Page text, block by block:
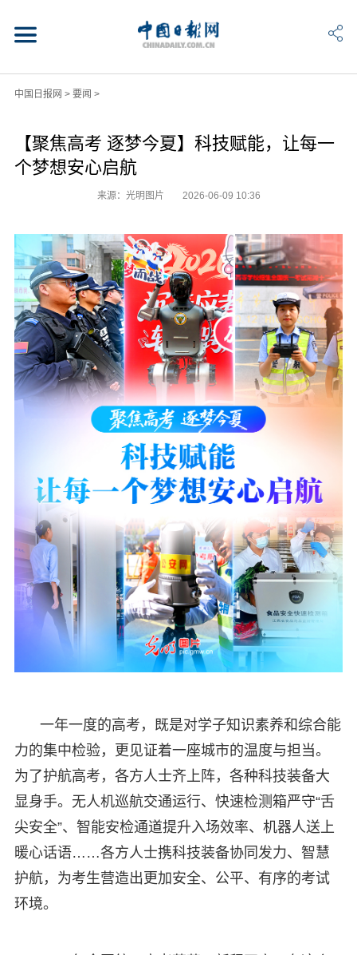
中国日报网 > 要闻 >
【聚焦高考 逐梦今夏】科技赋能，让每一
个梦想安心启航
来源：光明图片 2026-06-09 10:36
一年一度的高考，既是对学子知识素养和综合能
力的集中检验，更见证着一座城市的温度与担当。
为了护航高考，各方人士齐上阵，各种科技装备大
显身手。无人机巡航交通运行、快速检测箱严守“舌
尖安全”、智能安检通道提升入场效率、机器人送上
暖心话语……各方人士携科技装备协同发力、智慧
护航，为考生营造出更加安全、公平、有序的考试
环境。